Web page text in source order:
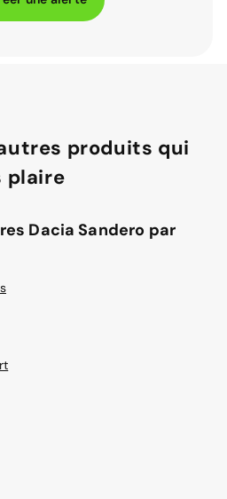
produits qui
plaire
Dacia Sandero par